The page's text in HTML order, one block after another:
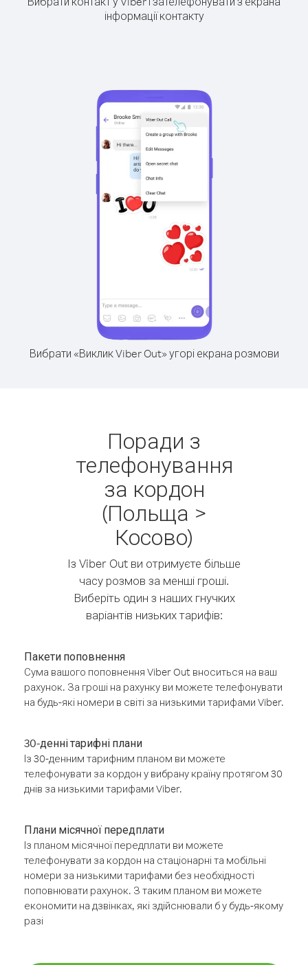
інформації контакту
Вибрати «Виклик Viber Out» угорі екрана розмови
Поради з
телефонування
за кордон
(Польща >
Косово)
Із Viber Out ви отримуєте більше
часу розмов за менші гроші.
Виберіть один з наших гнучких
варіантів низьких тарифів:
Пакети поповнення
Сума вашого поповнення Viber Out вноситься на ваш
рахунок. За гроші на рахунку ви можете телефонувати
на будь-які номери в світі за низькими тарифами Viber.
30-денні тарифні плани
Із 30-денним тарифним планом ви можете
телефонувати за кордон у вибрану країну протягом 30
днів за низькими тарифами Viber.
Плани місячної передплати
Із планом місячної передплати ви можете
телефонувати за кордон на стаціонарні та мобільні
номери за низькими тарифами без необхідності
поповнювати рахунок. З таким планом ви можете
економити на дзвінках, які здійснювали б у будь-якому
разі